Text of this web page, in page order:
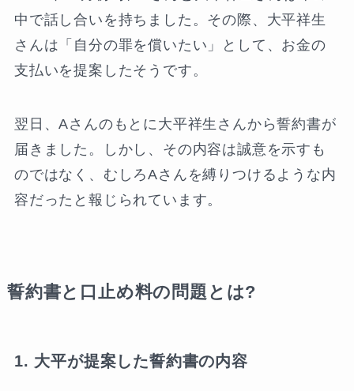
中で話し合いを持ちました。その際、大平祥生
さんは「自分の罪を償いたい」として、お金の
支払いを提案したそうです。
翌日、Aさんのもとに大平祥生さんから誓約書が
届きました。しかし、その内容は誠意を示すも
のではなく、むしろAさんを縛りつけるような内
容だったと報じられています。
誓約書と口止め料の問題とは?
1. 大平が提案した誓約書の内容